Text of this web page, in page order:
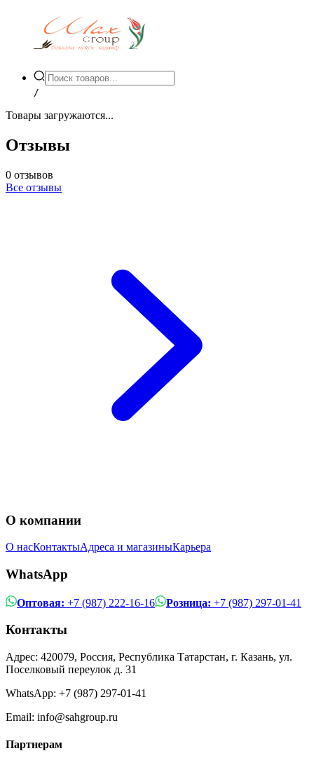
/
Товары загружаются...
Отзывы
0 отзывов
Все отзывы
О компании
О насКонтактыАдреса и магазиныКарьера
WhatsApp
Оптовая: +7 (987) 222-16-16 Розница: +7 (987) 297-01-41
Контакты
Адрес: 420079, Россия, Республика Татарстан, г. Казань, ул.
Поселковый переулок д. 31
WhatsApp: +7 (987) 297-01-41
Email: info@sahgroup.ru
Партнерам